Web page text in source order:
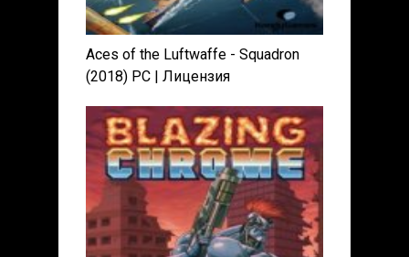
Aces of the Luftwaffe - Squadron
(2018) PC | Лицензия